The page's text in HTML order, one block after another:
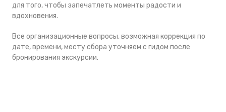
для того, чтобы запечатлеть моменты радости и
вдохновения.
Все организационные вопросы, возможная коррекция по
дате, времени, месту сбора уточняем с гидом после
бронирования экскурсии.